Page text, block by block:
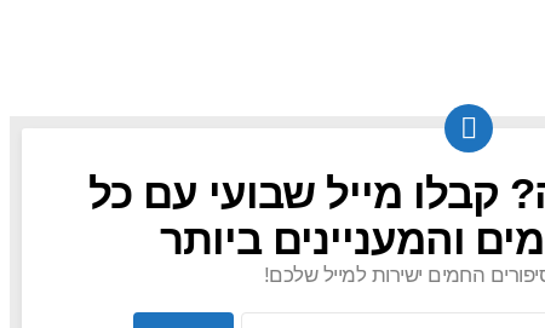
קבלו מייל שבועי עם כל
והמעניינים ביותר
החמים ישירות למייל שלכם!